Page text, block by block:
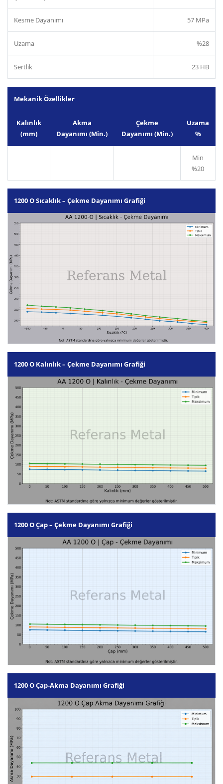
Kesme Dayanımı 57 MPa
Uzama %28
Sertlik 23 HB
Mekanik Özellikler
Kalınlık
(mm)
Akma
Dayanımı (Min.)
Çekme
Dayanımı (Min.)
Uzama
%
Min
%20
1200 O Sıcaklık – Çekme Dayanımı Grafiği
1200 O Kalınlık – Çekme Dayanımı Grafiği
1200 O Çap – Çekme Dayanımı Grafiği
1200 O Çap-Akma Dayanımı Grafiği